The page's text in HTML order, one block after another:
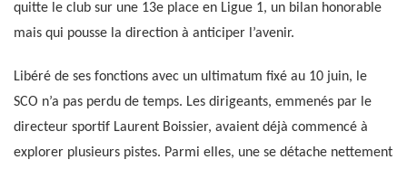
quitte le club sur une 13e place en Ligue 1, un bilan honorable
mais qui pousse la direction à anticiper l’avenir.
Libéré de ses fonctions avec un ultimatum fixé au 10 juin, le
SCO n’a pas perdu de temps. Les dirigeants, emmenés par le
directeur sportif Laurent Boissier, avaient déjà commencé à
explorer plusieurs pistes. Parmi elles, une se détache nettement